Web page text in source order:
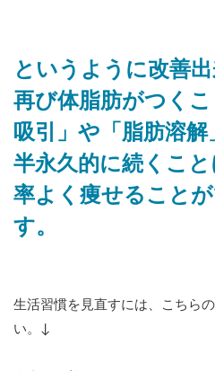
というように改善出
再び体脂肪がつく
吸引」や「脂肪溶
半永久的に続くこ
率よく痩せること
す。
生活習慣を見直すには、こちら
い。↓